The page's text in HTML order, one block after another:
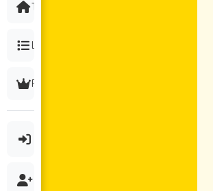
🇺🇸 English
🇰🇷 한국어
🇯🇵 日本語
Tous les Jeux
La Liste
Premium